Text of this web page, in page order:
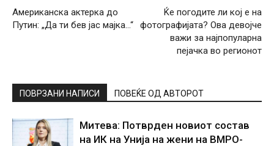
Американска актерка до
Путин: „Да ти бев јас мајка…“
Ќе погодите ли кој е на
фотографијата? Ова девојче
важи за најпопуларна
пејачка во регионот
ПОВРЗАНИ НАПИСИ ПОВЕЌЕ ОД АВТОРОТ
Митева: Потврден новиот состав
на ИК на Унија на жени на ВМРО-